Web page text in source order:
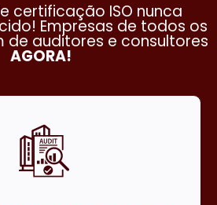
certificação ISO nunca
Empresas de todos os
de auditores e consultores
AGORA!